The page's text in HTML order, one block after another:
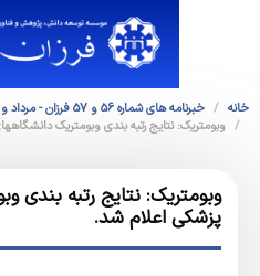
خبرنامه هاي شماره 56 و 57 فرزان - مرداد و شهریور1390
نتایج رتبه بندی وبومتریک دانشگاههای
وبومتریک: نتایج رتبه بندی
پزشکی اعلام شد.